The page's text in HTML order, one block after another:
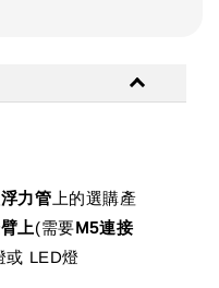
力管 上的選購產
上(需要M5連接
或 LED燈